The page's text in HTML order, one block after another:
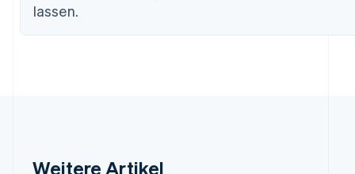
lassen.
Weitere Artikel
Finnland
EnglishSvenska
English